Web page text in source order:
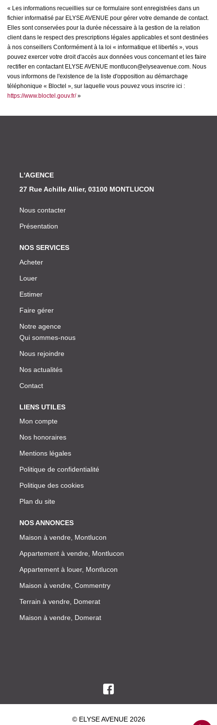
« Les informations recueillies sur ce formulaire sont enregistrées dans un
fichier informatisé par ELYSE AVENUE pour gérer votre demande de contact.
Elles sont conservées pour la durée nécessaire à la gestion de la relation
client dans le respect des prescriptions légales applicables et sont destinées
à nos conseillers Conformément à la loi « informatique et libertés », vous
pouvez exercer votre droit d'accès aux données vous concernant et les faire
rectifier en contactant ELYSE AVENUE montlucon@elyseavenue.com. Nous
vous informons de l'existence de la liste d'opposition au démarchage
téléphonique « Bloctel », sur laquelle vous pouvez vous inscrire ici :
https://www.bloctel.gouv.fr/»
L'AGENCE
27 Rue Achille Allier, 03100 MONTLUCON
Nous contacter
Présentation
NOS SERVICES
Acheter
Louer
Estimer
Faire gérer
Notre agence
Qui sommes-nous
Nous rejoindre
Nos actualités
Contact
LIENS UTILES
Mon compte
Nos honoraires
Mentions légales
Politique de confidentialité
Politique des cookies
Plan du site
NOS ANNONCES
Maison à vendre, Montlucon
Appartement à vendre, Montlucon
Appartement à louer, Montlucon
Maison à vendre, Commentry
Terrain à vendre, Domerat
Maison à vendre, Domerat
© ELYSE AVENUE 2026